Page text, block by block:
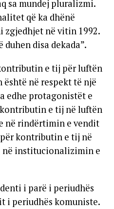
sa mundej pluralizmi.
që ka dhënë
zgjedhjet në vitin 1992.
disa dekada”.
e tij për luftën
është në respekt të një
edhe protagonistët e
e tij në luftën
në rindërtimin e vendit
për kontributin e tij në
në institucionalizimin e
i parë i periudhës
i periudhës komuniste.